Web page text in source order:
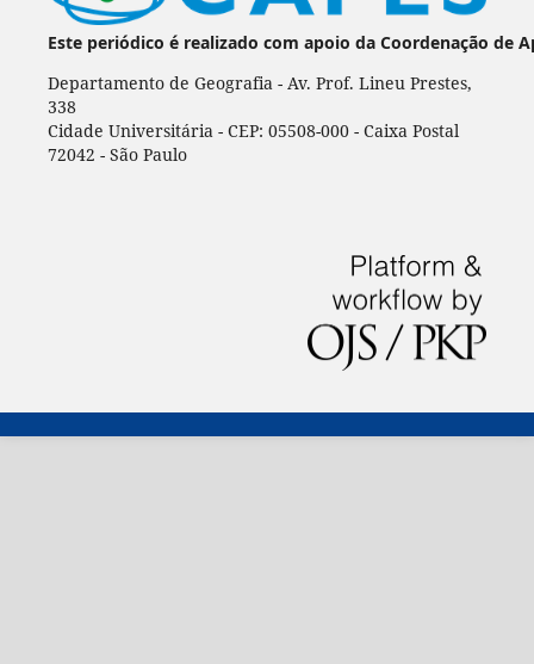
Este periódico é realizado com apoio da Coordenação de
Departamento de Geografia - Av. Prof. Lineu Prestes,
338
Cidade Universitária - CEP: 05508-000 - Caixa Postal
72042 - São Paulo